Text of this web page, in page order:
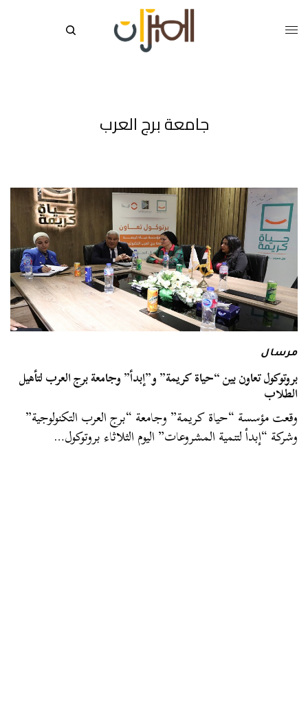
جامعة برج العرب
مرسال
بروتوكول تعاون بين “حياة كريمة” و”إبدأ” وجامعة برج العرب لتأهيل
الطلاب
وقعت مؤسسة “حياة كريمة” وجامعة “برج العرب التكنولوجية”
وشركة “إبدأ لتنمية المشروعات” اليوم الثلاثاء بروتوكول…